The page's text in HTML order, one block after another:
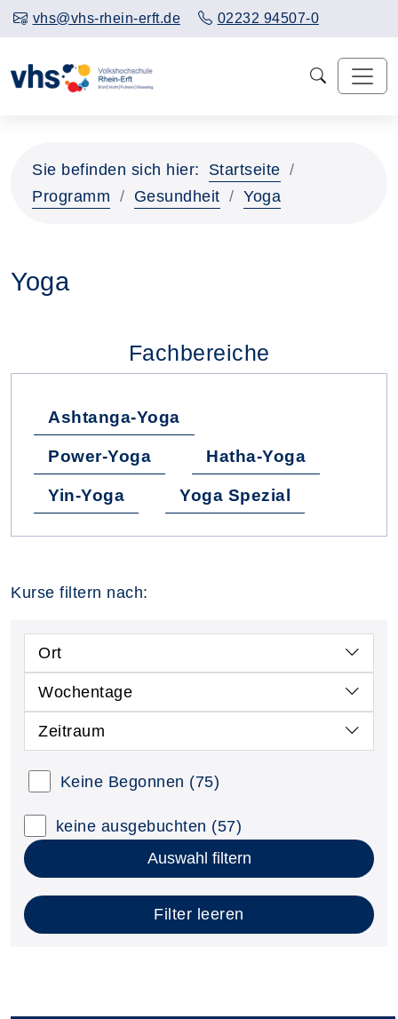
vhs@vhs-rhein-erft.de 02232 94507-0
Sie befinden sich hier:
Startseite
Programm
Gesundheit Yoga
Yoga
Fachbereiche
Ashtanga-Yoga
Power-Yoga Hatha-Yoga
Yin-Yoga Yoga Spezial
Kurse filtern nach:
Ort
Wochentage
Zeitraum
Keine Begonnen (75)
keine ausgebuchten (57)
Auswahl filtern
Filter leeren